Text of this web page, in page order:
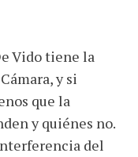
Vido tiene la
y si
que la
y quiénes no.
del